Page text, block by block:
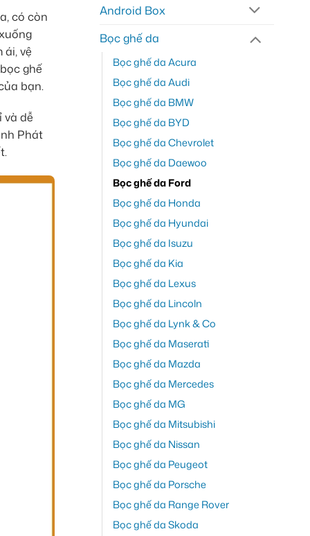
có còn
vệ
ghế
bạn.
và dễ
Phát
Android Box
Bọc ghế da
Bọc ghế da Acura
Bọc ghế da Audi
Bọc ghế da BMW
Bọc ghế da BYD
Bọc ghế da Chevrolet
Bọc ghế da Daewoo
Bọc ghế da Ford
Bọc ghế da Honda
Bọc ghế da Hyundai
Bọc ghế da Isuzu
Bọc ghế da Kia
Bọc ghế da Lexus
Bọc ghế da Lincoln
Bọc ghế da Lynk & Co
Bọc ghế da Maserati
Bọc ghế da Mazda
Bọc ghế da Mercedes
Bọc ghế da MG
Bọc ghế da Mitsubishi
Bọc ghế da Nissan
Bọc ghế da Peugeot
Bọc ghế da Porsche
Bọc ghế da Range Rover
Bọc ghế da Skoda